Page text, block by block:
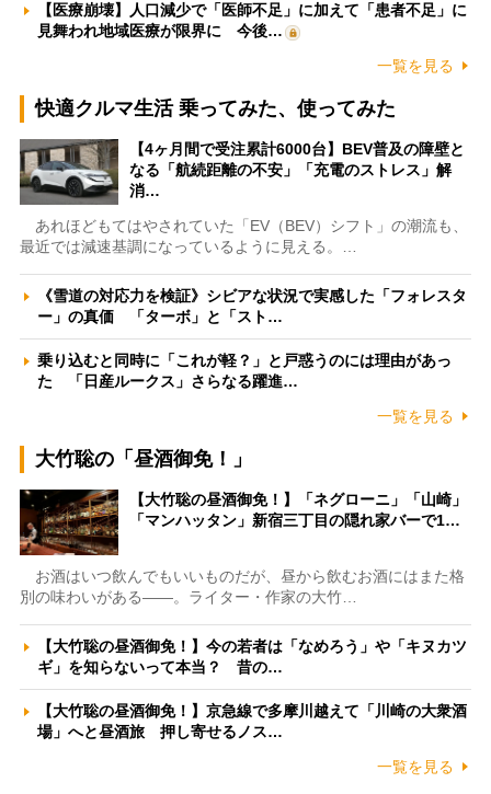
【医療崩壊】人口減少で「医師不足」に加えて「患者不足」に
見舞われ地域医療が限界に 今後…
一覧を見る
快適クルマ生活 乗ってみた、使ってみた
【4ヶ月間で受注累計6000台】BEV普及の障壁と
なる「航続距離の不安」「充電のストレス」解
消…
あれほどもてはやされていた「EV（BEV）シフト」の潮流も、
最近では減速基調になっているように見える。…
《雪道の対応力を検証》シビアな状況で実感した「フォレスタ
ー」の真価 「ターボ」と「スト…
乗り込むと同時に「これが軽？」と戸惑うのには理由があっ
た 「日産ルークス」さらなる躍進…
一覧を見る
大竹聡の「昼酒御免！」
【大竹聡の昼酒御免！】「ネグローニ」「山崎」
「マンハッタン」新宿三丁目の隠れ家バーで1…
お酒はいつ飲んでもいいものだが、昼から飲むお酒にはまた格
別の味わいがある――。ライター・作家の大竹…
【大竹聡の昼酒御免！】今の若者は「なめろう」や「キヌカツ
ギ」を知らないって本当？ 昔の…
【大竹聡の昼酒御免！】京急線で多摩川越えて「川崎の大衆酒
場」へと昼酒旅 押し寄せるノス…
一覧を見る